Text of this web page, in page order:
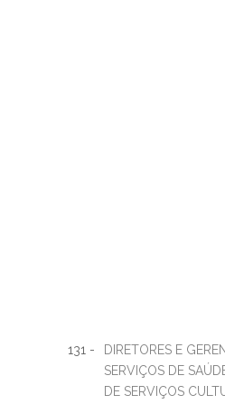
131 -
DIRETORES E
SERVIÇOS DE
DE SERVIÇOS